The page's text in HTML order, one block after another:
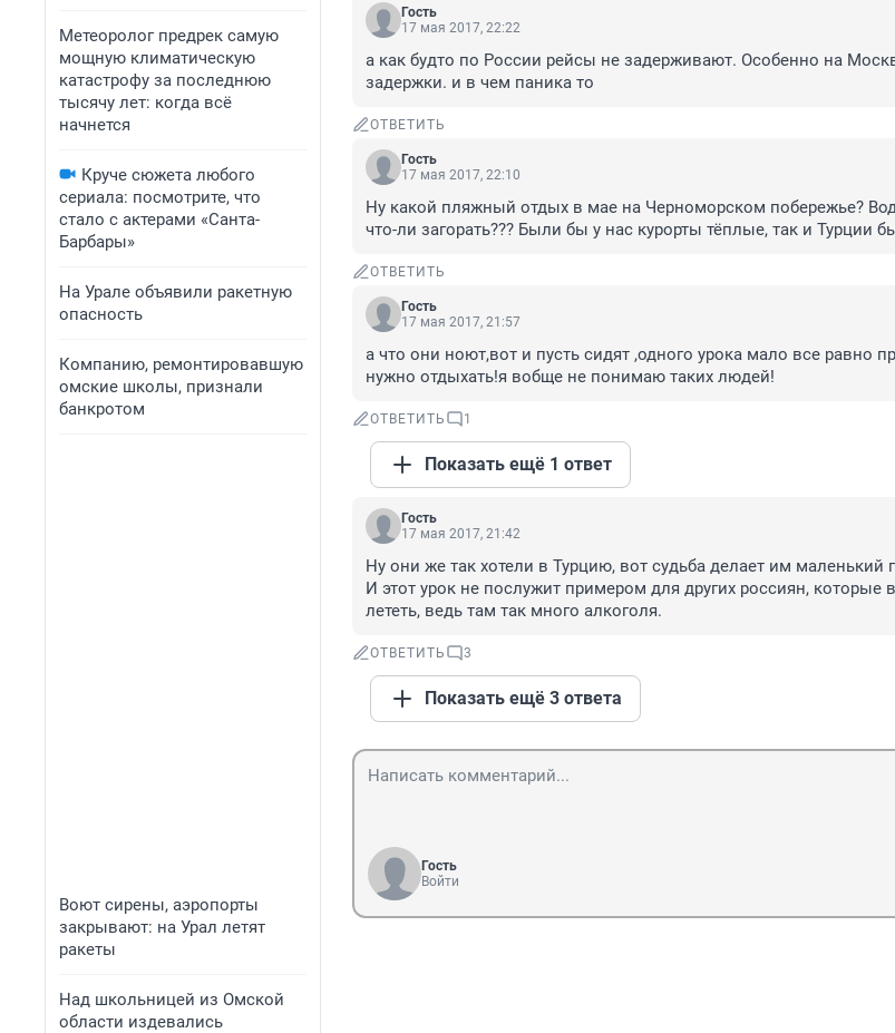
Метеоролог предрек самую
мощную климатическую
катастрофу за последнюю
тысячу лет: когда всё
начнется
Круче сюжета любого
сериала: посмотрите, что
стало с актерами «Санта-
Барбары»
На Урале объявили ракетную
опасность
Компанию, ремонтировавшую
омские школы, признали
банкротом
Воют сирены, аэропорты
закрывают: на Урал летят
ракеты
Над школьницей из Омской
области издевались
Гость
17 мая 2017, 22:22
а как будто по России рейсы не задерживают. Особенно на
задержки. и в чем паника то
ОТВЕТИТЬ
Гость
17 мая 2017, 22:10
Ну какой пляжный отдых в мае на Черноморском побережье?
что-ли загорать??? Были бы у нас курорты тёплые, так и Турции
ОТВЕТИТЬ
Гость
17 мая 2017, 21:57
а что они ноют,вот и пусть сидят ,одного урока мало все равно
нужно отдыхать!я вобще не понимаю таких людей!
ОТВЕТИТЬ 1
Показать ещё 1 ответ
Гость
17 мая 2017, 21:42
Ну они же так хотели в Турцию, вот судьба делает им маленький
И этот урок не послужит примером для других россиян, которые
лететь, ведь там так много алкоголя.
ОТВЕТИТЬ 3
Показать ещё 3 ответа
Гость
Войти